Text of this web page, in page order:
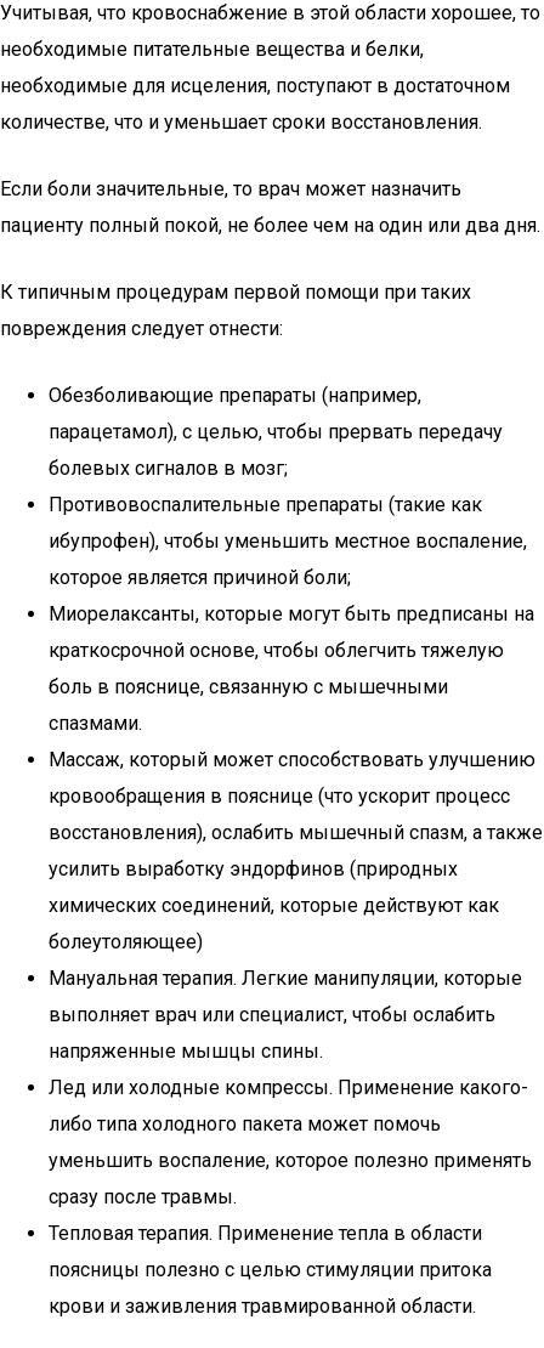
Учитывая, что кровоснабжение в этой области хорошее, то
необходимые питательные вещества и белки,
необходимые для исцеления, поступают в достаточном
количестве, что и уменьшает сроки восстановления.
Если боли значительные, то врач может назначить
пациенту полный покой, не более чем на один или два дня.
К типичным процедурам первой помощи при таких
повреждения следует отнести:
Обезболивающие препараты (например,
парацетамол), с целью, чтобы прервать передачу
болевых сигналов в мозг;
Противовоспалительные препараты (такие как
ибупрофен), чтобы уменьшить местное воспаление,
которое является причиной боли;
Миорелаксанты, которые могут быть предписаны на
краткосрочной основе, чтобы облегчить тяжелую
боль в пояснице, связанную с мышечными
спазмами.
Массаж, который может способствовать улучшению
кровообращения в пояснице (что ускорит процесс
восстановления), ослабить мышечный спазм, а также
усилить выработку эндорфинов (природных
химических соединений, которые действуют как
болеутоляющее)
Мануальная терапия. Легкие манипуляции, которые
выполняет врач или специалист, чтобы ослабить
напряженные мышцы спины.
Лед или холодные компрессы. Применение какого-
либо типа холодного пакета может помочь
уменьшить воспаление, которое полезно применять
сразу после травмы.
Тепловая терапия. Применение тепла в области
поясницы полезно с целью стимуляции притока
крови и заживления травмированной области.